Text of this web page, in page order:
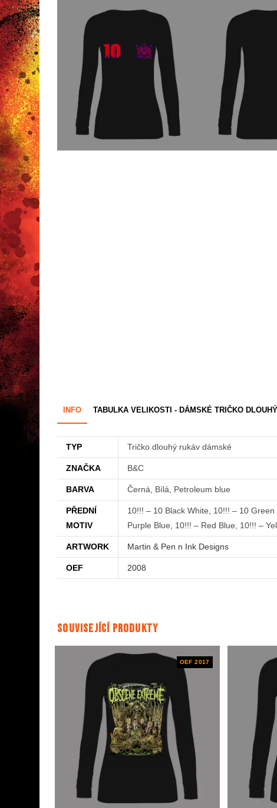
INFO TABULKA VELIKOSTI - DÁMSKÉ TRIČKO
TYP Tričko dlouhý rukáv dámské
ZNAČKA B&C
BARVA Černá, Bílá, Petroleum blue
PŘEDNÍ
MOTIV
10!!! – 10 Black White, 10!!! – 10
Purple Blue, 10!!! – Red Blue, 10!!! –
ARTWORK Martin & Pen n Ink Designs
OEF 2008
Související produkty
OEF 2017